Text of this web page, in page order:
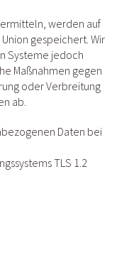
werden auf
gespeichert. Wir
Systeme jedoch
Maßnahmen gegen
oder Verbreitung
ab.
Daten bei
TLS 1.2